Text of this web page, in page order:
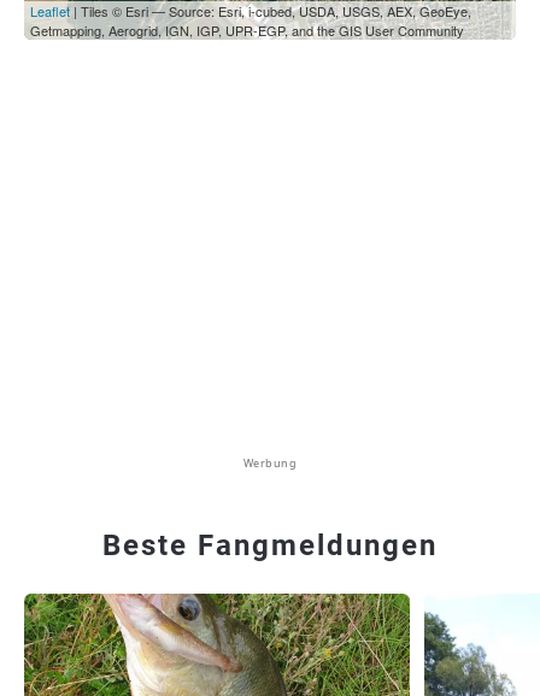
Leaflet | Tiles © Esri — Source: Esri, i-cubed, USDA, USGS, AEX, GeoEye,
Getmapping, Aerogrid, IGN, IGP, UPR-EGP, and the GIS User Community
Werbung
Beste Fangmeldungen